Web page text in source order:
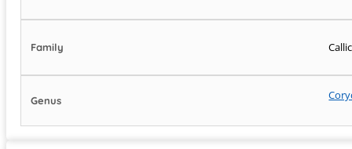
Family
Genus